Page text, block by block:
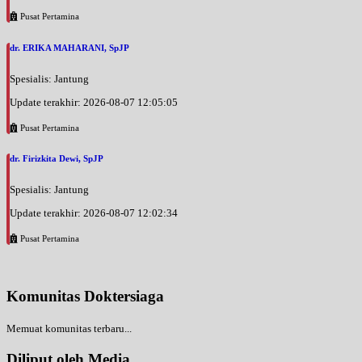
Pusat Pertamina
dr. ERIKA MAHARANI, SpJP
Spesialis: Jantung
Update terakhir: 2026-08-07 12:05:05
Pusat Pertamina
dr. Firizkita Dewi, SpJP
Spesialis: Jantung
Update terakhir: 2026-08-07 12:02:34
Pusat Pertamina
Komunitas Doktersiaga
Memuat komunitas terbaru...